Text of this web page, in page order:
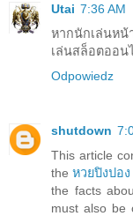
Utai 7:36 AM
หากนักเล่นหน้
เล่นสล็อตออน
Odpowiedz
shutdown
This article
theหวยปิงปอง
the facts
must also be